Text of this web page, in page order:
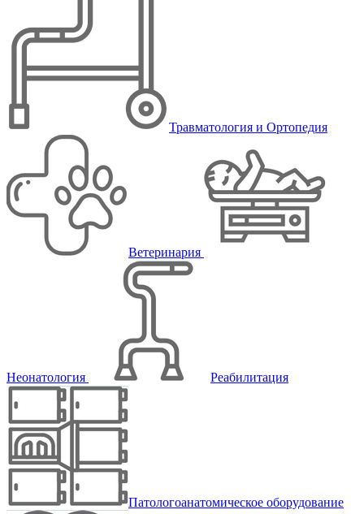
Травматология и Ортопедия
Ветеринария
Неонатология Реабилитация
Патологоанатомическое оборудование